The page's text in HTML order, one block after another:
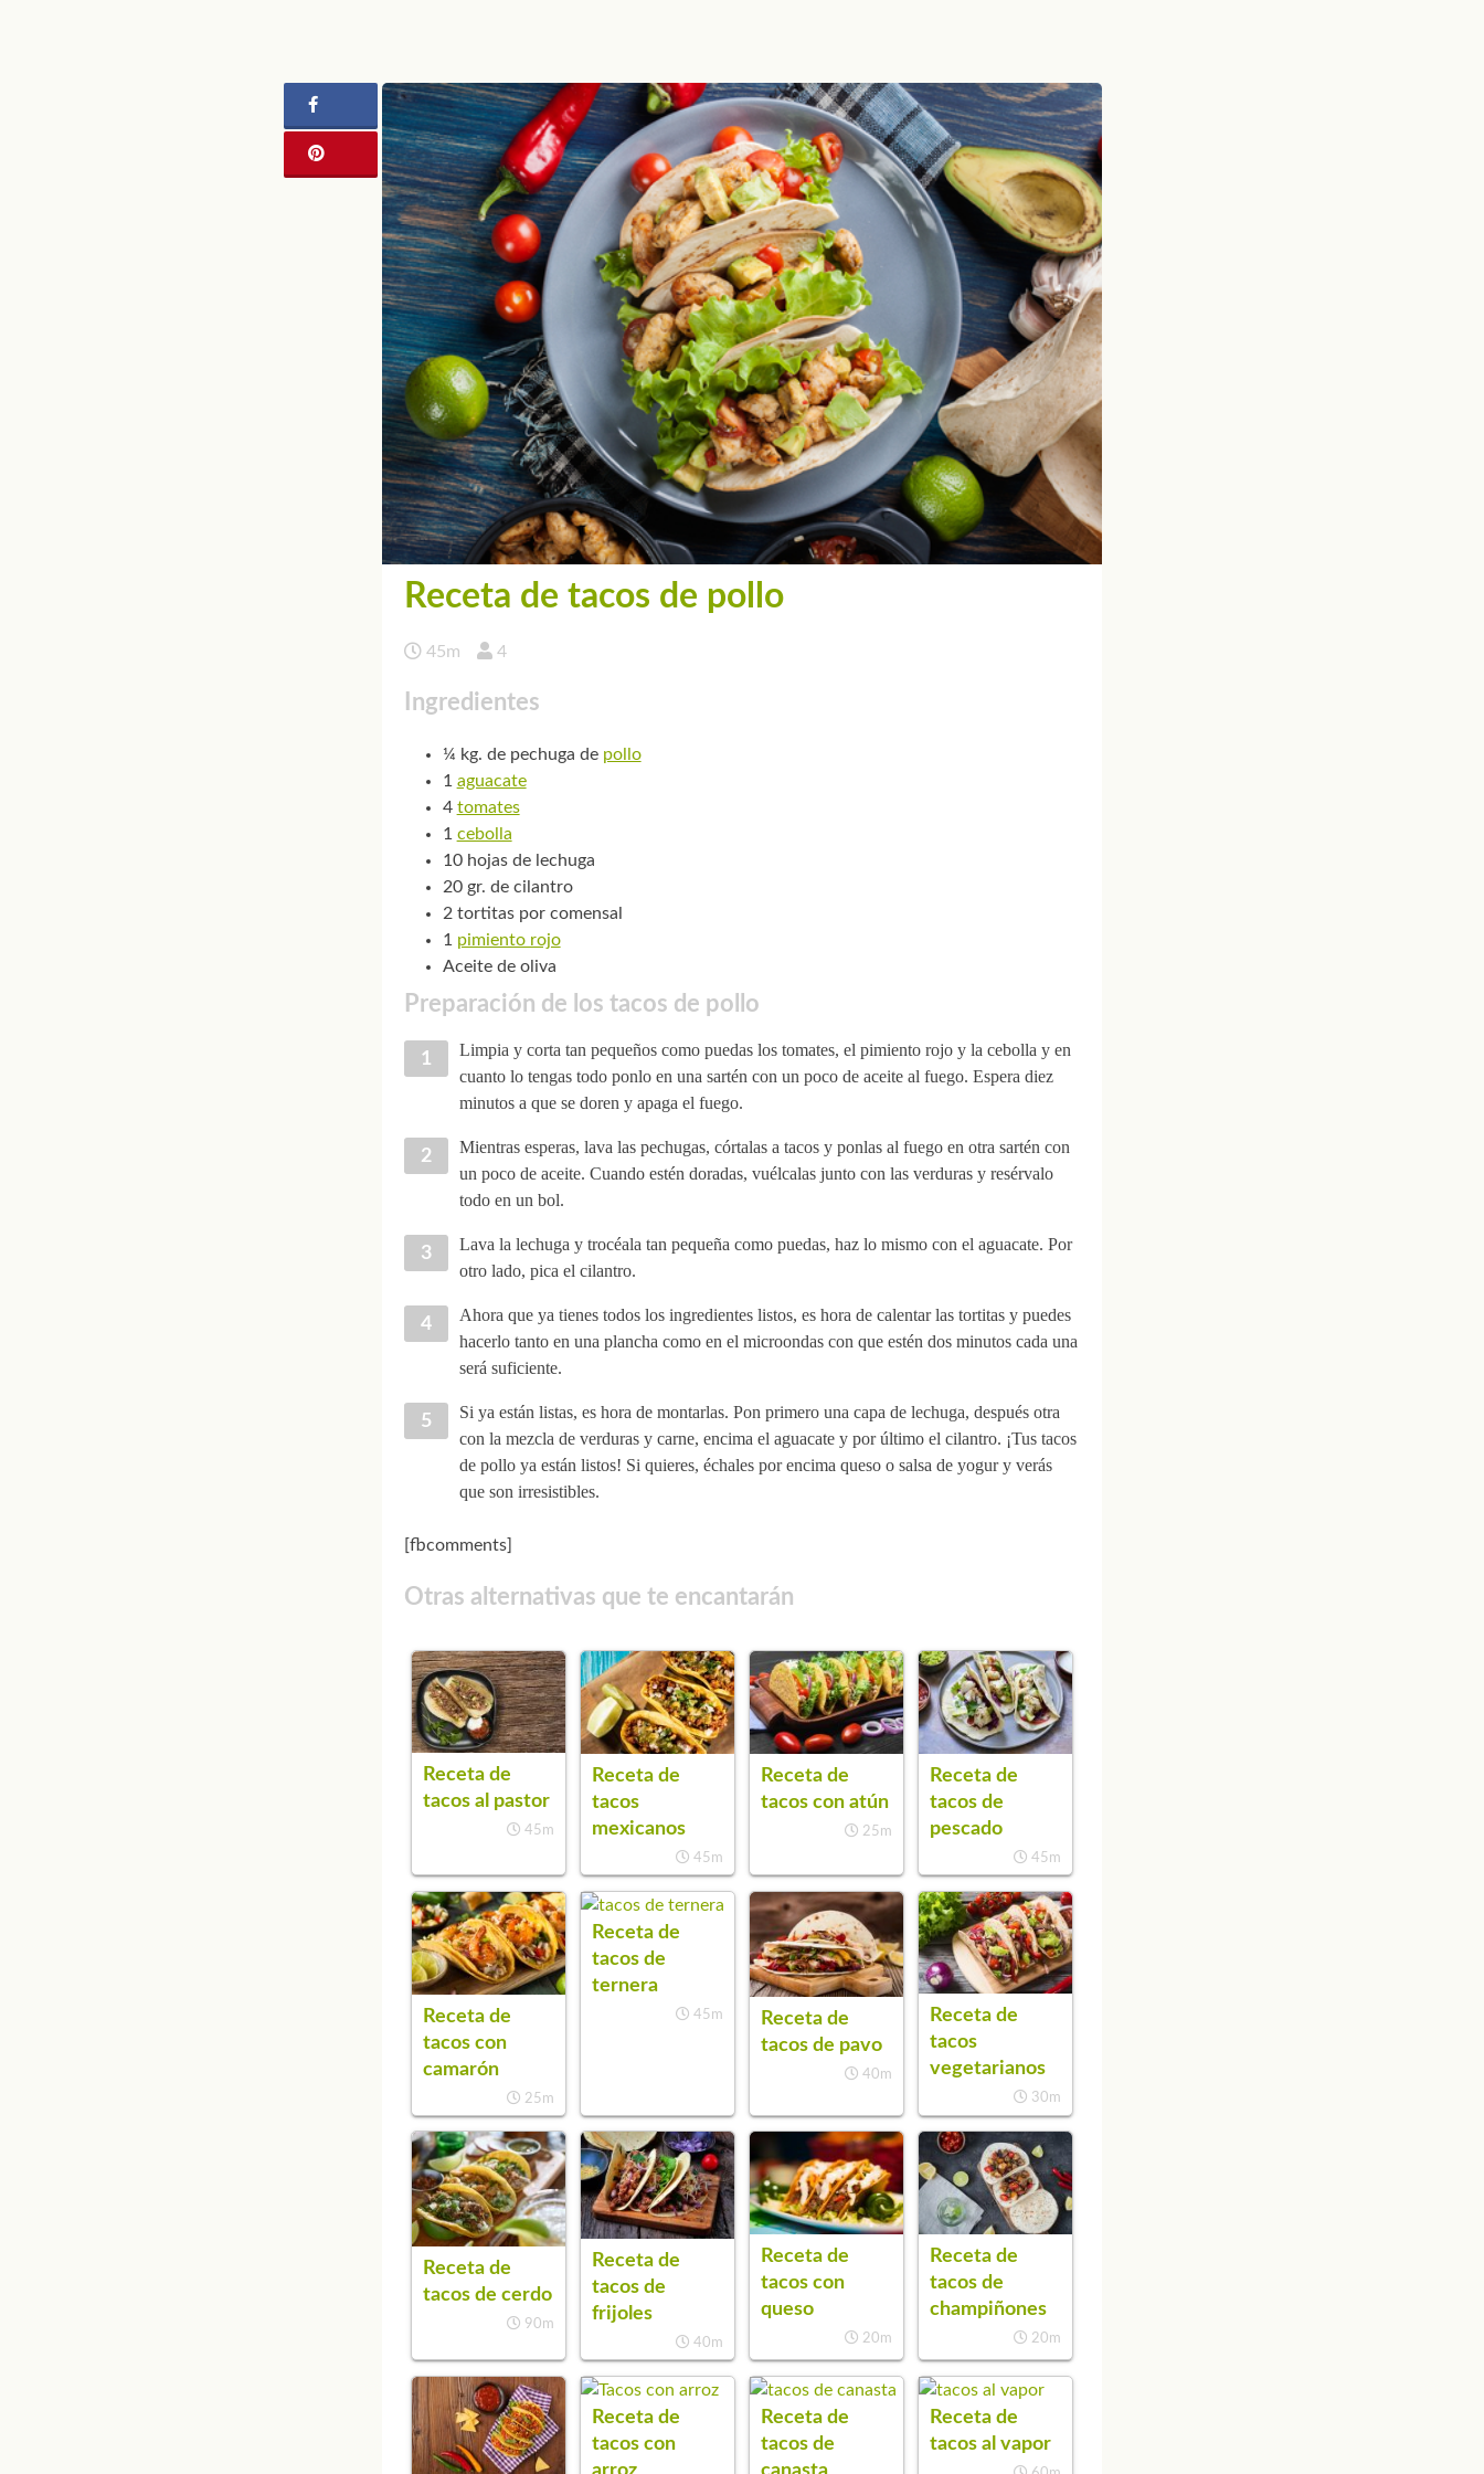
Receta de tacos de pollo
45m 4
Ingredientes
¼ kg. de pechuga de pollo
1 aguacate
4 tomates
1 cebolla
10 hojas de lechuga
20 gr. de cilantro
2 tortitas por comensal
1 pimiento rojo
Aceite de oliva
Preparación de los tacos de pollo
Limpia y corta tan pequeños como puedas los tomates, el pimiento rojo y la cebolla y en
cuanto lo tengas todo ponlo en una sartén con un poco de aceite al fuego. Espera diez
minutos a que se doren y apaga el fuego.
Mientras esperas, lava las pechugas, córtalas a tacos y ponlas al fuego en otra sartén con
un poco de aceite. Cuando estén doradas, vuélcalas junto con las verduras y resérvalo
todo en un bol.
Lava la lechuga y trocéala tan pequeña como puedas, haz lo mismo con el aguacate. Por
otro lado, pica el cilantro.
Ahora que ya tienes todos los ingredientes listos, es hora de calentar las tortitas y puedes
hacerlo tanto en una plancha como en el microondas con que estén dos minutos cada una
será suficiente.
Si ya están listas, es hora de montarlas. Pon primero una capa de lechuga, después otra
con la mezcla de verduras y carne, encima el aguacate y por último el cilantro. ¡Tus tacos
de pollo ya están listos! Si quieres, échales por encima queso o salsa de yogur y verás
que son irresistibles.
[fbcomments]
Otras alternativas que te encantarán
Receta de
tacos al pastor
45m
Receta de
tacos
mexicanos
45m
Receta de
tacos con atún
25m
Receta de
tacos de
pescado
45m
Receta de
tacos con
camarón
25m
Receta de
tacos de
ternera
45m
Receta de
tacos de pavo
40m
Receta de
tacos
vegetarianos
30m
Receta de
tacos de cerdo
90m
Receta de
tacos de
frijoles
40m
Receta de
tacos con
queso
20m
Receta de
tacos de
champiñones
20m
Receta de
tacos con
arroz
Receta de
tacos de
canasta
Receta de
tacos al vapor